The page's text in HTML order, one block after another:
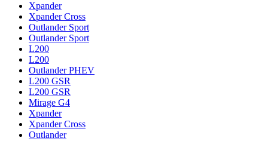
Xpander
Xpander Cross
Outlander Sport
Outlander Sport
L200
L200
Outlander PHEV
L200 GSR
L200 GSR
Mirage G4
Xpander
Xpander Cross
Outlander